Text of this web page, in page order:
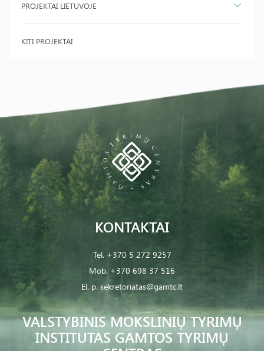
PROJEKTAI LIETUVOJE
KITI PROJEKTAI
VALSTYBINIS MOKSLINIŲ TYRIMŲ
INSTITUTAS GAMTOS TYRIMŲ
KONTAKTAI
Tel. +370 5 272 9257
Mob. +370 698 37 516
El. p. sekretoriatas@gamtc.lt